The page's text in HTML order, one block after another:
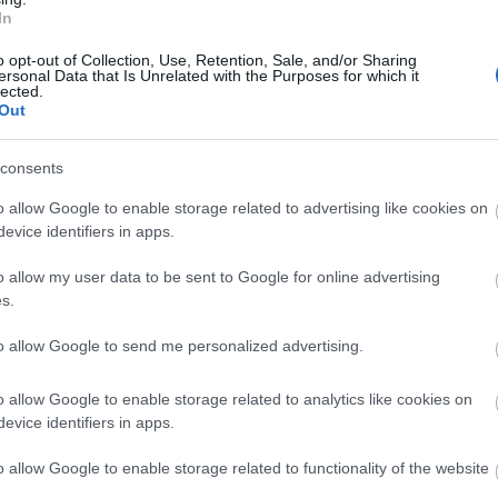
opt-out of Collection, Use, Retention, Sale, and/or Sharing
Data that Is Unrelated with the Purposes for which it
allow Google to enable storage related to advertising like cookies on
identifiers in apps.
allow my user data to be sent to Google for online advertising
allow Google to send me personalized advertising.
allow Google to enable storage related to analytics like cookies on
identifiers in apps.
allow Google to enable storage related to functionality of the website
Serum 30ml Ειδικός
Όγκου
SPF50 50ml
15,20 €